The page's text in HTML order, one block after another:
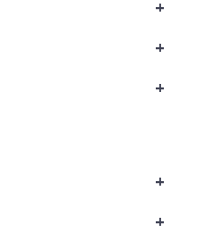
+
+
+
+
+